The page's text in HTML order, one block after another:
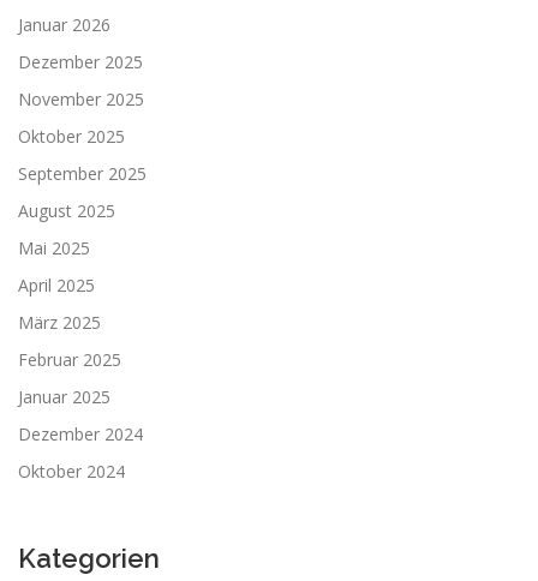
Januar 2026
Dezember 2025
November 2025
Oktober 2025
September 2025
August 2025
Mai 2025
April 2025
März 2025
Februar 2025
Januar 2025
Dezember 2024
Oktober 2024
Kategorien